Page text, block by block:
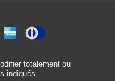
totalement ou
indiqués